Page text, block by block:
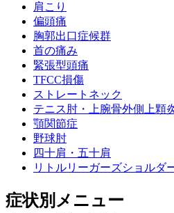
肩こり
偏頭痛
胸郭出口症候群
首の痛み
緊張型頭痛
TFCC損傷
ストレートネック
テニス肘・上腕骨外側上顆
顎関節症
野球肘
四十肩・五十肩
リトルリーガーズショルダ
症状別メニュー